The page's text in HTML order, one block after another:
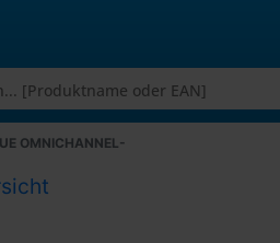
OMNICHANNEL-